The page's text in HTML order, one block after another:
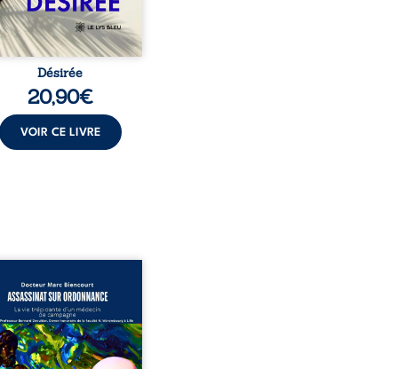
Désirée
20,90€
VOIR CE LIVRE
sur ordonnance –
trépidante d’un médecin
est la réédition
et actualisée du
du Docteur Marc
ancien médecin de